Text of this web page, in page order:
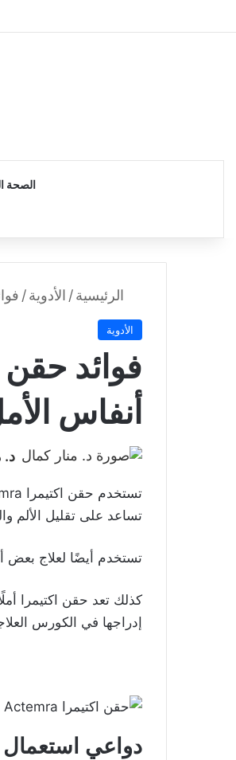
الرئيسيةالصحة
الرئيسية/ الأدوية/
الأدوية
فوائد حقن
أنفاس
د.
تساعد على تقليل الألم
تستخدم أيضًا لعلاج بعض
كذلك تعد حقن اكتيمرا
إدراجها في الكورس
دواعي استعمال